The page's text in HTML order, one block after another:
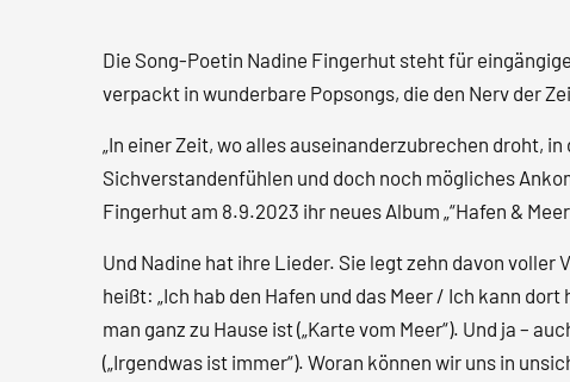
Die Song-Poetin Nadine Fingerhut steht für
verpackt in wunderbare Popsongs, die den Nerv der
„In einer Zeit, wo alles auseinanderzubrechen droht,
Sichverstandenfühlen und doch noch mögliches
Fingerhut am 8.9.2023 ihr neues Album „“Hafen &
Und Nadine hat ihre Lieder. Sie legt zehn davon voller
heißt: „Ich hab den Hafen und das Meer / Ich kann
man ganz zu Hause ist („Karte vom Meer“). Und ja –
(„Irgendwas ist immer“). Woran können wir uns in